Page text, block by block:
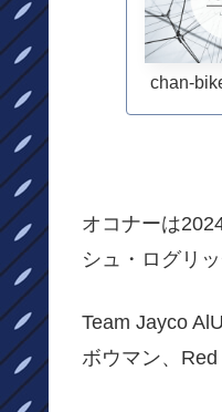
chan-
オコナーは
シュ・ログリ
Team Jayco
ボウマン、